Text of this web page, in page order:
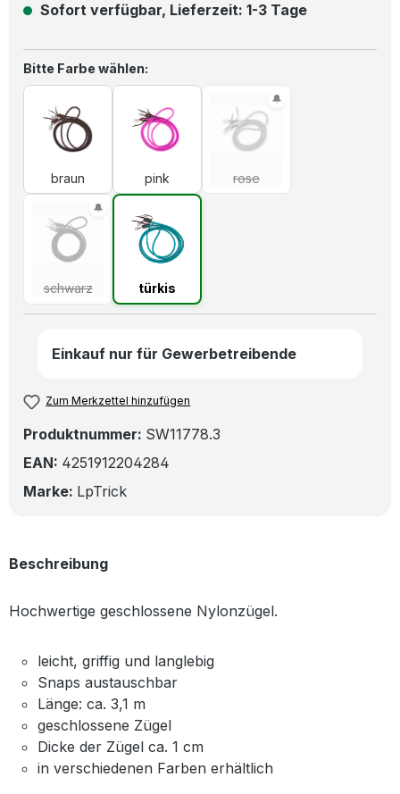
Sofort verfügbar, Lieferzeit: 1-3 Tage
Bitte Farbe wählen:
braun
braun
pink
pink
rose
rose
(Diese Option ist zurzeit
schwarz
schwarz
(Diese Option ist zurzeit nicht verfügbar.)
türkis
türkis
Einkauf nur für Gewerbetreibende
Zum Merkzettel hinzufügen
Produktnummer: SW11778.3
EAN: 4251912204284
Marke: LpTrick
Beschreibung
Hochwertige geschlossene Nylonzügel.
leicht, griffig und langlebig
Snaps austauschbar
Länge: ca. 3,1 m
geschlossene Zügel
Dicke der Zügel ca. 1 cm
in verschiedenen Farben erhältlich